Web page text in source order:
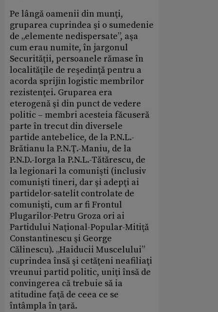
Pe lângă oamenii din munţi,
gruparea cuprindea şi o sumedenie
de „elemente nedispersate”, aşa
cum erau numite, în jargonul
Securităţii, persoanele rămase în
localităţile de reşedinţă pentru a
acorda sprijin logistic membrilor
rezistenţei. Gruparea era
eterogenă şi din punct de vedere
politic – membri acesteia făcuseră
parte în trecut din diversele
partide antebelice, de la P.N.L.-
Brătianu la P.N.Ţ.-Maniu, de la
P.N.D.-Iorga la P.N.L.-Tătărescu, de
la legionari la comunişti (inclusiv
comunişti tineri, dar şi adepţi ai
partidelor-satelit controlate de
comunişti, cum ar fi Frontul
Plugarilor-Petru Groza ori ai
Partidului Naţional-Popular-Mitiţă
Constantinescu şi George
Călinescu). „Haiducii Muscelului”
cuprindea însă şi cetăţeni neafiliaţi
vreunui partid politic, uniţi însă de
convingerea că trebuie să ia
atitudine faţă de ceea ce se
întâmpla în ţară.